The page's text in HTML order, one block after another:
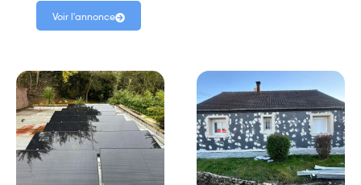
Voir l'annonce